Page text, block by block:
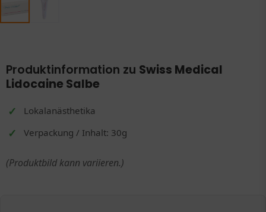
Produktinformation zu Swiss Medical
Lidocaine Salbe
Lokalanästhetika
Verpackung / Inhalt: 30g
(Produktbild kann variieren.)